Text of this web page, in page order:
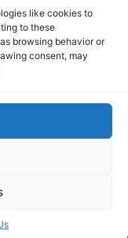
like cookies to
to these
browsing behavior or
consent, may
പിതാവിൽ